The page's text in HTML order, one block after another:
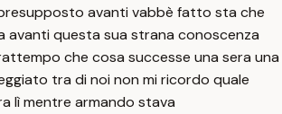
avanti vabbè fatto sta che
avanti questa sua strana conoscenza
che cosa successe una sera una
tra di noi non mi ricordo quale
lì mentre armando stava